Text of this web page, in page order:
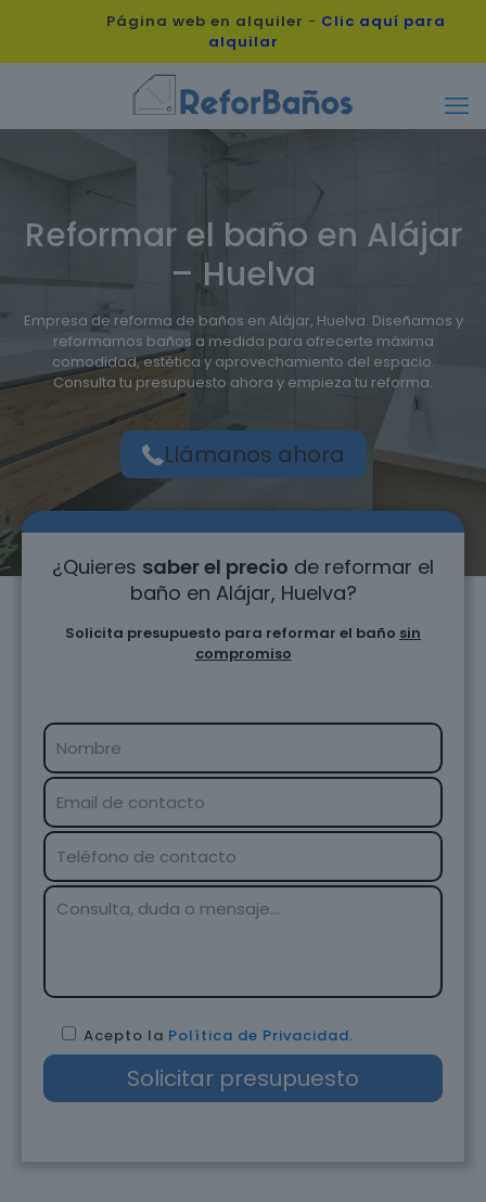
Página web en alquiler - Clic aquí para
alquilar
Reformar el baño en Alájar
– Huelva
Empresa de reforma de baños en Alájar, Huelva. Diseñamos y
reformamos baños a medida para ofrecerte máxima
comodidad, estética y aprovechamiento del espacio.
Consulta tu presupuesto ahora y empieza tu reforma.
Llámanos ahora
¿Quieres saber el precio de reformar el
baño en Alájar, Huelva?
Solicita presupuesto para reformar el baño sin
compromiso
Acepto la Política de Privacidad.